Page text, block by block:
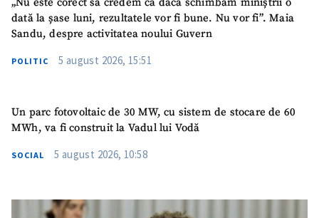
„Nu este corect să credem că dacă schimbăm miniștrii o
dată la șase luni, rezultatele vor fi bune. Nu vor fi”. Maia
Sandu, despre activitatea noului Guvern
POLITIC 5 august 2026, 15:51
Un parc fotovoltaic de 30 MW, cu sistem de stocare de 60
MWh, va fi construit la Vadul lui Vodă
SOCIAL 5 august 2026, 10:58
ȘTIREA MEA
Titlu știre
+ Adaugă titlu
Mesajul știrei